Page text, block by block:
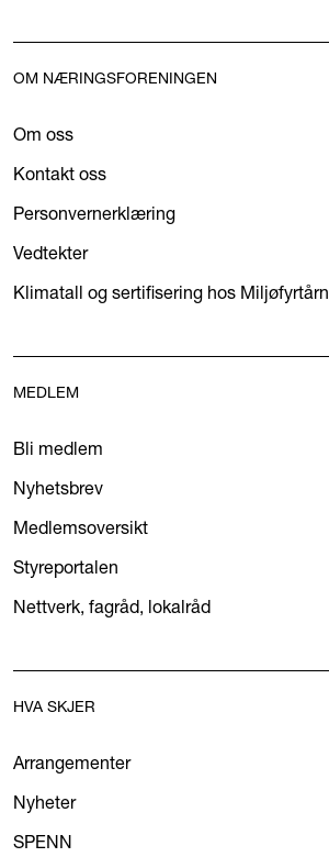
OM NÆRINGSFORENINGEN
Om oss
Kontakt oss
Personvernerklæring
Vedtekter
Klimatall og sertifisering hos Miljøfyrtårn
MEDLEM
Bli medlem
Nyhetsbrev
Medlemsoversikt
Styreportalen
Nettverk, fagråd, lokalråd
HVA SKJER
Arrangementer
Nyheter
SPENN